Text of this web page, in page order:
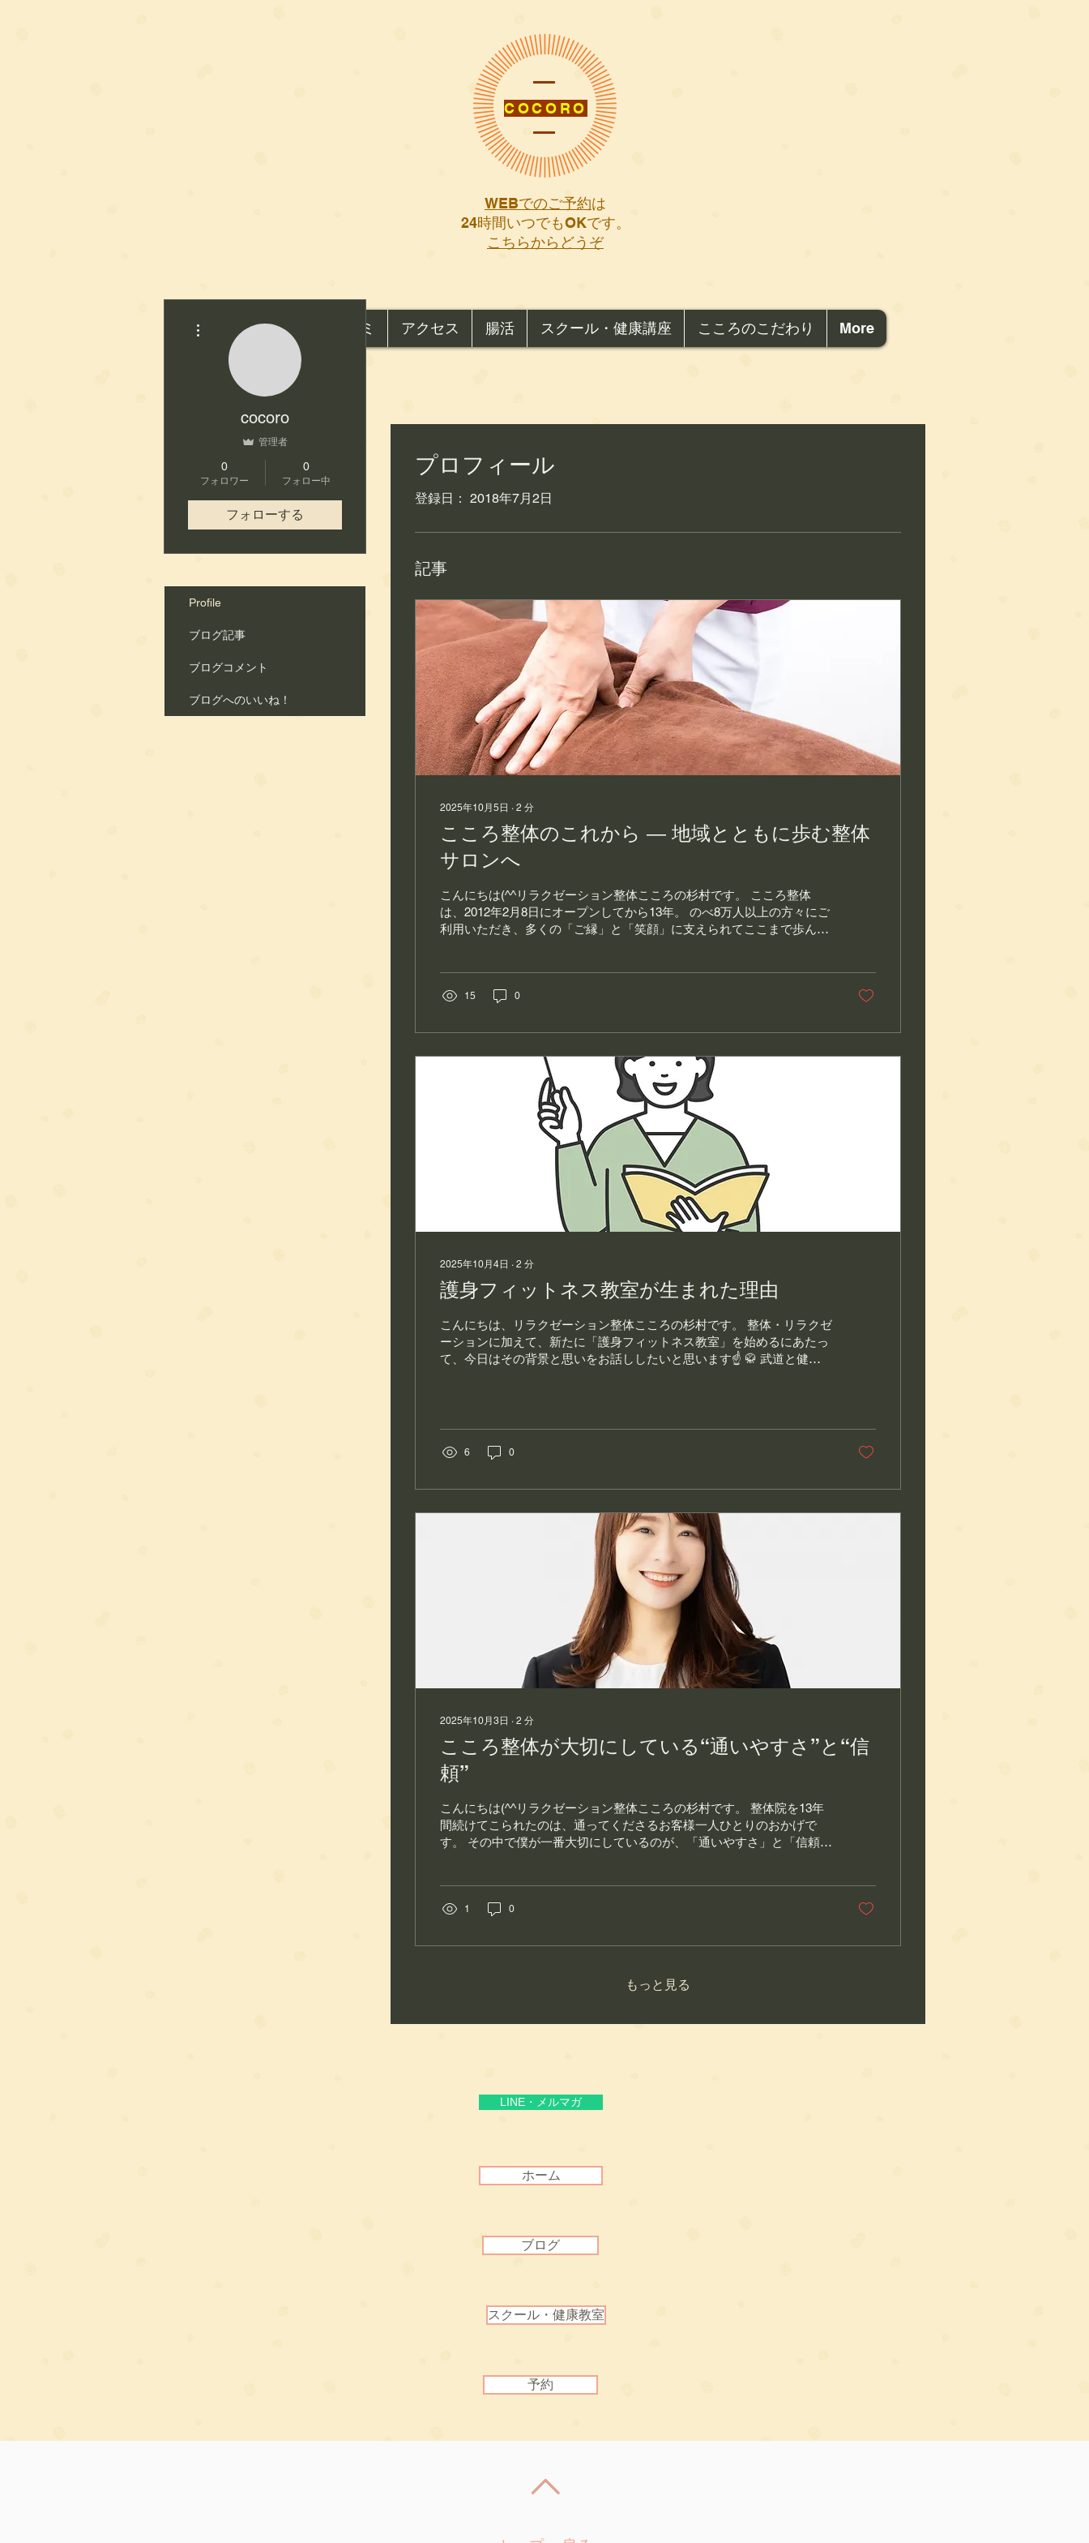
COCORO
WEBでのご予約は
​24時間いつでもOKです。
こちらからどうぞ
ホーム 求人 口コミ アクセス 腸活 スクール・健康講座 こころのこだわり More
プロフィール
登録日： 2018年7月2日
記事
2025年10月5日 ∙ 2 分
こころ整体のこれから ― 地域とともに歩む整体
サロンへ
こんにちは(^^リラクゼーション整体こころの杉村です。 こころ整体
は、2012年2月8日にオープンしてから13年。 のべ8万人以上の方々にご
利用いただき、多くの「ご縁」と「笑顔」に支えられてここまで歩んで
15 0
2025年10月4日 ∙ 2 分
護身フィットネス教室が生まれた理由
こんにちは、リラクゼーション整体こころの杉村です。 整体・リラクゼ
ーションに加えて、新たに「護身フィットネス教室」を始めるにあたっ
て、今日はその背景と思いをお話ししたいと思います☝ 🥋 武道と健康
6 0
2025年10月3日 ∙ 2 分
こころ整体が大切にしている“通いやすさ”と“信
頼”
こんにちは(^^リラクゼーション整体こころの杉村です。 整体院を13年
間続けてこられたのは、通ってくださるお客様一人ひとりのおかげで
す。 その中で僕が一番大切にしているのが、「通いやすさ」と「信頼」
1 0
もっと見る
cocoro
管理者
0
フォロワー
0
フォロー中
フォローする
Profile
ブログ記事
ブログコメント
ブログへのいいね！
LINE・メルマガ
ホーム
ブログ
スクール・健康教室
予約